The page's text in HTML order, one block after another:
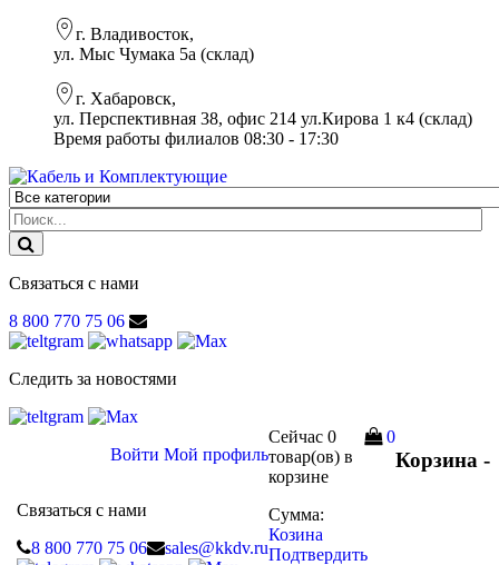
г. Владивосток,
ул. Мыс Чумака 5а (склад)
г. Хабаровск,
ул. Перспективная 38, офис 214 ул.Кирова 1 к4 (склад)
Время работы филиалов 08:30 - 17:30
Связаться с нами
8 800 770 75 06
Следить за новостями
Корзина -
0
Сейчас 0
товар(ов) в
корзине
Сумма:
Козина
Подтвердить
Войти Мой профиль
Связаться с нами
8 800 770 75 06
sales@kkdv.ru